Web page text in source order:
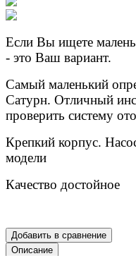
Если Вы ищете
- это Ваш вариант.
Самый маленький
Сатурн. Отличный
проверить систему
Крепкий корпус.
модели
Качество достойное
Добавить в сравнение
Описание